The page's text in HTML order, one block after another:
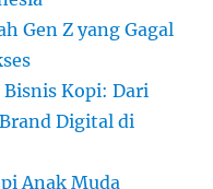
Gen Z yang Gagal
Bisnis Kopi: Dari
Digital di
Anak Muda